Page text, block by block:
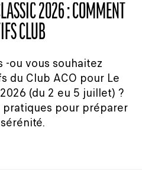
2026 : COMMENT
CLUB
-ou vous souhaitez
du Club ACO pour Le
(du 2 eu 5 juillet) ?
pour préparer